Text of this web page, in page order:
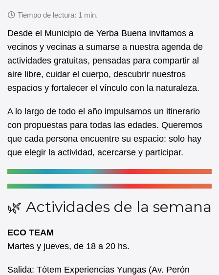
c
e
b
o
o
k
at
s
A
p
p
Desde el Municipio de Yerba Buena invitamos a
vecinos y vecinas a sumarse a nuestra agenda de
actividades gratuitas, pensadas para compartir al
aire libre, cuidar el cuerpo, descubrir nuestros
espacios y fortalecer el vínculo con la naturaleza.
A lo largo de todo el año impulsamos un itinerario
con propuestas para todas las edades. Queremos
que cada persona encuentre su espacio: solo hay
que elegir la actividad, acercarse y participar.
🌿 Actividades de la semana
ECO TEAM
Martes y jueves, de 18 a 20 hs.
Salida: Tótem Experiencias Yungas (Av. Perón